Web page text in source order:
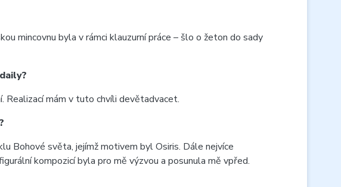
mincovnu byla v rámci klauzurní práce – šlo o žeton do sady
Realizací mám v tuto chvíli devětadvacet.
Bohové světa, jejímž motivem byl Osiris. Dále nejvíce
kompozicí byla pro mě výzvou a posunula mě vpřed.